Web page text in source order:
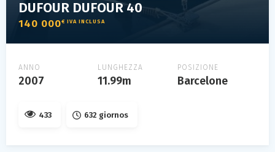
DUFOUR DUFOUR 40
140 000€ IVA INCLUSA
ANNO
2007
LUNGHEZZA
11.99m
POSIZIONE
Barcelone
433 632 giornos